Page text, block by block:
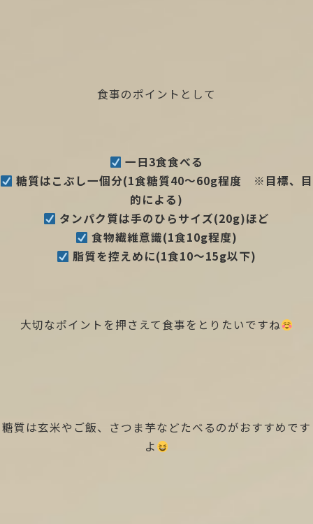
食事のポイントとして
一日3食食べる
糖質はこぶし一個分(1食糖質40〜60g程度 ※目標、目
的による)
タンパク質は手のひらサイズ(20g)ほど
食物繊維意識(1食10g程度)
脂質を控えめに(1食10〜15g以下)
大切なポイントを押さえて食事をとりたいですね
糖質は玄米やご飯、さつま芋などたべるのがおすすめです
よ